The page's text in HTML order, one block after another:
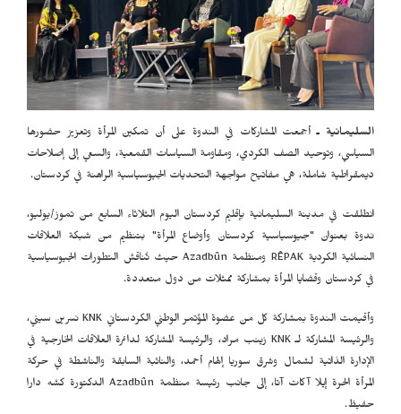
السليمانية ـ أجمعت المشاركات في الندوة على أن تمكين المرأة وتعزيز حضورها
السياسي، وتوحيد الصف الكردي، ومقاومة السياسات القمعية، والسعي إلى إصلاحات
ديمقراطية شاملة، هي مفاتيح مواجهة التحديات الجيوسياسية الراهنة في كردستان.
انطلقت في مدينة السليمانية بإقليم كردستان اليوم الثلاثاء السابع من تموز/يوليو،
ندوة بعنوان "جيوسياسية كردستان وأوضاع المرأة" بتنظيم من شبكة العلاقات
النسائية الكرديةRÊPAK ومنظمة Azadbûn حيث تُناقش التطورات الجيوسياسية
في كردستان وقضايا المرأة بمشاركة ممثلات من دول متعددة.
وأقيمت الندوة بمشاركة كل من عضوة المؤتمر الوطني الكردستاني KNKنسرين سيني،
والرئيسة المشاركة لـKNK زينب مراد، والرئيسة المشاركة لدائرة العلاقات الخارجية في
الإدارة الذاتية لشمال وشرق سوريا إلهام أحمد، والنائبة السابقة والناشطة في حركة
المرأة الحرة إيلا آكات آتا، إلى جانب رئيسة منظمة Azadbûn الدكتورة كشه دارا
حفيظ.